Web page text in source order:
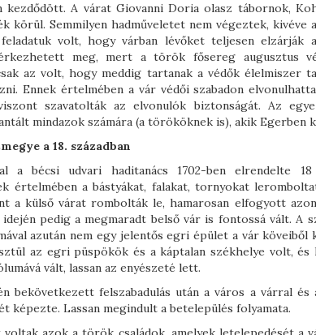
kezdődött. A várat Giovanni Doria olasz tábornok,
körül. Semmilyen hadműveletet nem végeztek,
volt, hogy várban lévőket teljesen elzárják
meg, mert a török fősereg augusztus
az volt, hogy meddig tartanak a védők élelmiszer
Ennek értelmében a vár védői szabadon
szavatolták az elvonulók biztonságát. Az
mindazok számára (a törököknek is), akik Egerben
a 18. században
a bécsi udvari haditanács 1702-ben elrendelte
értelmében a bástyákat, falakat, tornyokat
a külső várat rombolták le, hamarosan elfogyott
pedig a megmaradt belső vár is fontossá vált. A
azután nem egy jelentős egri épület a vár
az egri püspökök és a káptalan székhelye volt, és
vált, lassan az enyészeté lett.
én bekövetkezett felszabadulás után a város a várral
képezte. Lassan megindult a betelepülés folyamata.